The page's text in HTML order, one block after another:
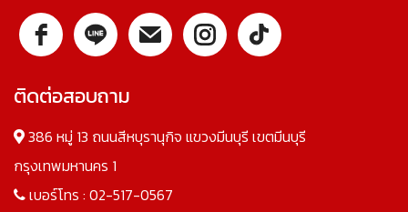
ติดต่อสอบถาม
386 หมู่ 13 ถนนสีหบุรานุกิจ แขวงมีนบุรี เขตมีนบุรี
กรุงเทพมหานคร 1
เบอร์โทร : 02-517-0567